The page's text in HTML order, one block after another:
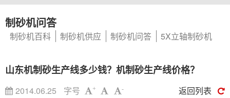
制砂机问答
制砂机百科 制砂机供应 制砂机问答 5X立轴制砂机
山东机制砂生产线多少钱？机制砂生产线价格？
2014.06.25 字号 + -
返回列表